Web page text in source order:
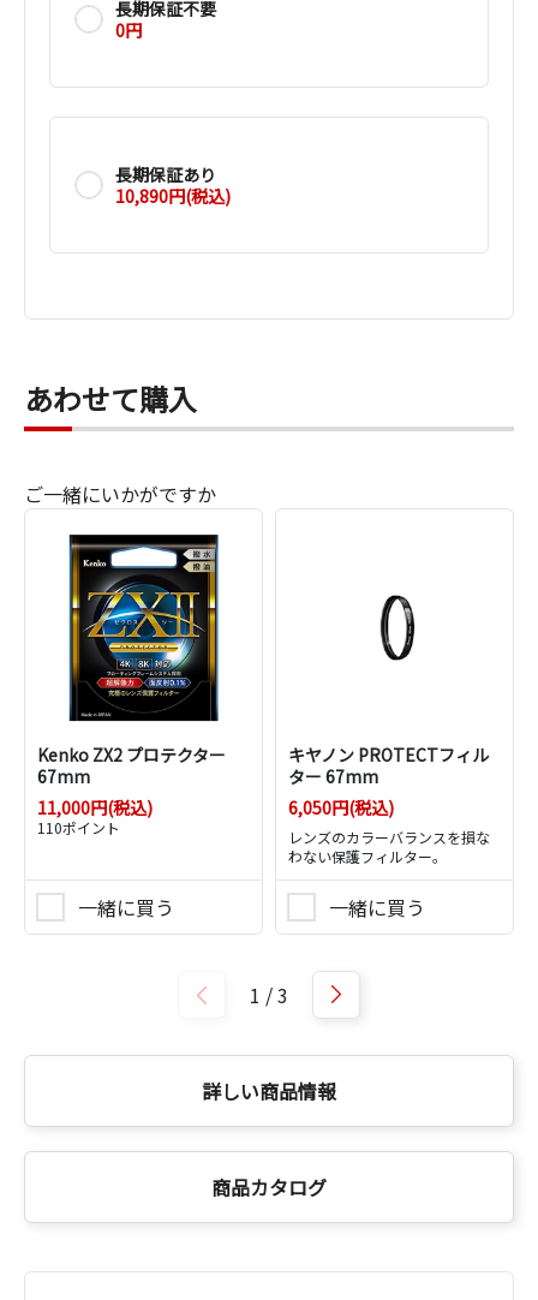
長期保証不要
0円
長期保証あり
10,890円(税込)
あわせて購入
ご一緒にいかがですか
Kenko ZX2 プロテクター
67mm
11,000円(税込)
110ポイント
一緒に買う
キヤノン PROTECTフィル
ター 67mm
レンズのカラーバランスを損な
わない保護フィルター。
6,050円(税込)
一緒に買う
1 /3
詳しい商品情報
商品カタログ